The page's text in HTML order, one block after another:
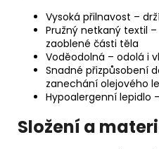
Vysoká přilnavost –
Pružný netkaný textil
zaoblené části těla
Voděodolná – odolá i
Snadné přizpůsobení
zanechání olejového
Hypoalergenní lepidlo
Složení a